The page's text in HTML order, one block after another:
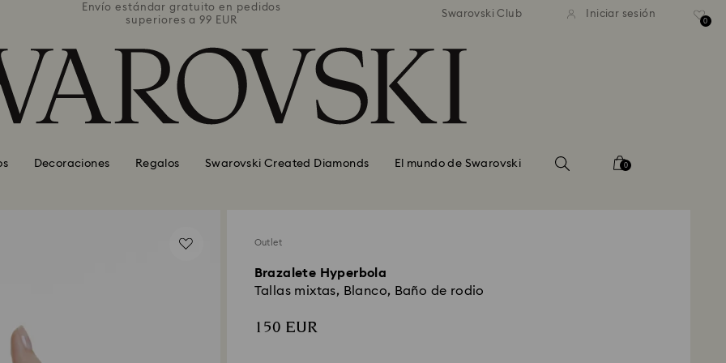
Envío estándar gratuito en pedidos
superiores a 99 EUR
Envío estándar gratuito en pedidos
superiores a 99 EUR
Envío estándar gratuito en
superiores a 99 EUR
Swarovski Club Iniciar sesión
0
Decoraciones Regalos Swarovski Created Diamonds El mundo de Swarovski 0
Outlet
Brazalete Hyperbola
Tallas mixtas, Blanco, Baño de rodio
150 EUR